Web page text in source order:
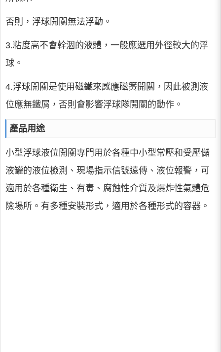
否則，浮球開關無法浮動。
3.粘度高不會幹涸的液體，一般應選用外徑較大的浮
球。
4.浮球開關是使用磁鐵來感應磁簧開關，因此被測液
位應無鐵屑，否則會影響浮球隊開關的動作。
產品用途
小型浮球液位開關專門用於各種中小型常壓和受壓儲
液罐的液位檢測、現場指示信號遠傳、液位報警，可
適用於各種衛生、有毒、腐蝕性介質及爆炸性氣體危
險場所。有多種安裝形式，適用於各種形式的容器。